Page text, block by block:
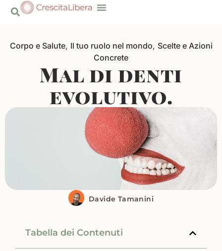
Corpo e Salute, Il tuo ruolo nel mondo, Scelte e Azioni
Concrete
Mal di denti
evolutivo.
Davide Tamanini
Tabella dei Contenuti